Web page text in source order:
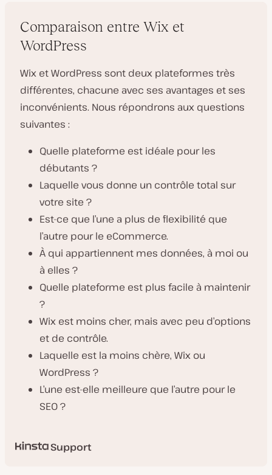
Comparaison entre Wix et
WordPress
Wix et WordPress sont deux plateformes très
différentes, chacune avec ses avantages et ses
inconvénients. Nous répondrons aux questions
suivantes :
Quelle plateforme est idéale pour les
débutants ?
Laquelle vous donne un contrôle total sur
votre site ?
Est-ce que l’une a plus de flexibilité que
l’autre pour le eCommerce.
À qui appartiennent mes données, à moi ou
à elles ?
Quelle plateforme est plus facile à maintenir
?
Wix est moins cher, mais avec peu d’options
et de contrôle.
Laquelle est la moins chère, Wix ou
WordPress ?
L’une est-elle meilleure que l’autre pour le
SEO ?
Support